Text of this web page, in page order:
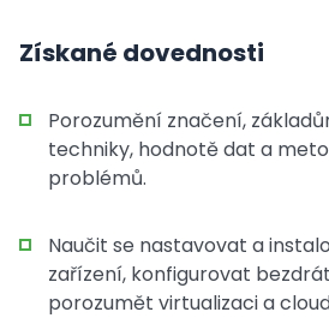
Získané dovednosti
Porozumění značení,
techniky, hodnotě dat a
problémů.
Naučit se nastavovat a
zařízení, konfigurovat
porozumět virtualizaci a